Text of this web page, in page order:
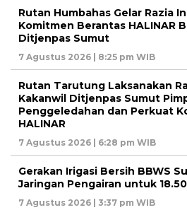
Rutan Humbahas Gelar Razia
Komitmen Berantas HALINAR
Ditjenpas Sumut
7 Agustus 2026 | 8:25 pm WIB
Rutan Tarutung Laksanakan
Kakanwil Ditjenpas Sumut
Penggeledahan dan Perkuat
HALINAR
7 Agustus 2026 | 6:28 pm WIB
Gerakan Irigasi Bersih BBWS
Jaringan Pengairan untuk
7 Agustus 2026 | 3:37 pm WIB